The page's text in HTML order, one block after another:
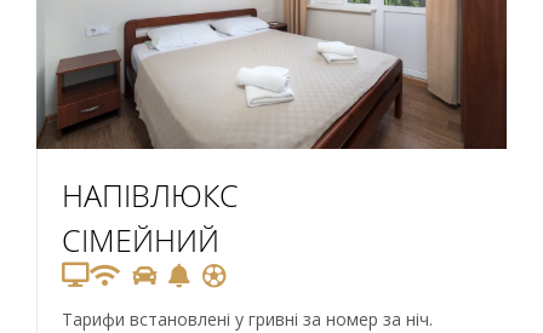
НАПІВЛЮКС
СІМЕЙНИЙ
Тарифи встановлені у гривні за номер за ніч.